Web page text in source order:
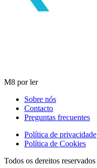
M8 por ler
Sobre nós
Contacto
Preguntas frecuentes
Política de privacidade
Política de Cookies
Todos os dereitos reservados